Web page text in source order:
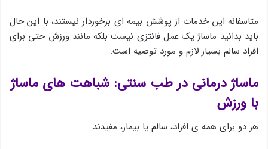
متاسفانه این خدمات از پوشش بیمه ای برخوردار نیستند، با این حال
باید بدانید ماساژ یک عمل فانتزی نیست بلکه مانند ورزش حتی برای
افراد سالم بسیار لازم و مورد توصیه است.
ماساژ درمانی در طب سنتی: شباهت های ماساژ
با ورزش
هر دو برای همه ی افراد، سالم یا بیمار، مفیدند.